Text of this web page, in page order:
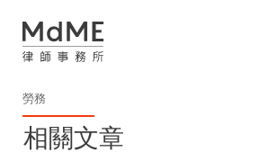
勞務
相關文章